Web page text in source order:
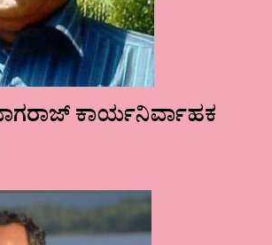
ಕಾರ್ಯನಿರ್ವಾಹಕ